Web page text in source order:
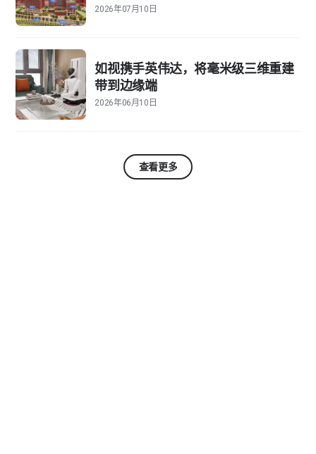
2026年07月10日
如视携手英伟达，将毫米级三维重建
带到边缘端
2026年06月10日
查看更多